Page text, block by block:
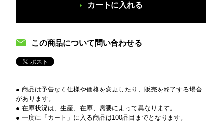
カートに入れる
この商品について問い合わせる
● 商品は予告なく仕様や価格を変更したり、販売を終了する場合
があります。
● 在庫状況は、生産、在庫、需要によって異なります。
● 一度に「カート」に入る商品は100品目までとなります。